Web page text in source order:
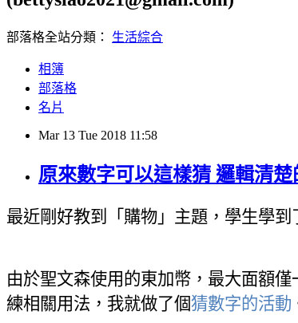
部落格全站分類： 生活綜合
相簿
部落格
名片
Mar 13 Tue 2018 11:58
原來數字可以這樣猜 邏輯清
最近剛好教到「購物」主題，學生學到
由於聖文森使用的東加幣，最大面額僅
練相關用法，我就做了個猜數字的活動